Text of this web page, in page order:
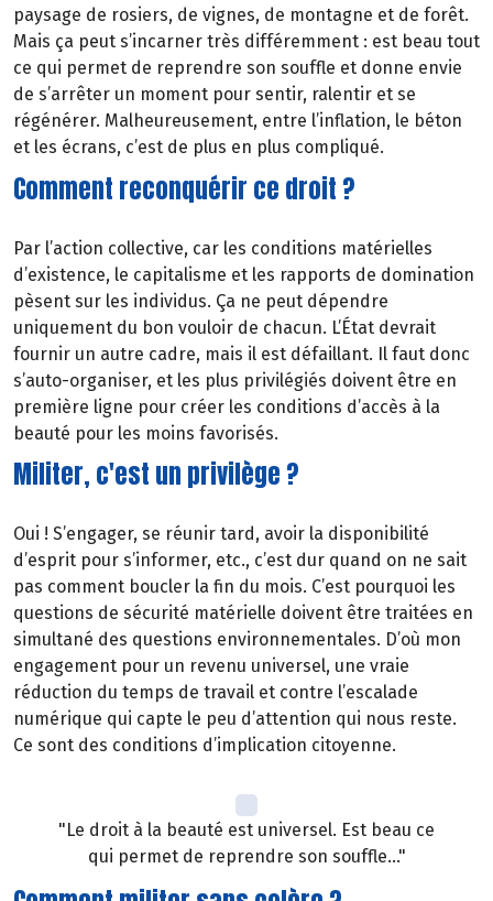
paysage de rosiers, de vignes, de montagne et de forêt.
Mais ça peut s’incarner très différemment : est beau tout
ce qui permet de reprendre son souffle et donne envie
de s’arrêter un moment pour sentir, ralentir et se
régénérer. Malheureusement, entre l’inflation, le béton
et les écrans, c’est de plus en plus compliqué.
Comment reconquérir ce droit ?
Par l’action collective, car les conditions matérielles
d’existence, le capitalisme et les rapports de domination
pèsent sur les individus. Ça ne peut dépendre
uniquement du bon vouloir de chacun. L’État devrait
fournir un autre cadre, mais il est défaillant. Il faut donc
s’auto-organiser, et les plus privilégiés doivent être en
première ligne pour créer les conditions d’accès à la
beauté pour les moins favorisés.
Militer, c'est un privilège ?
Oui ! S’engager, se réunir tard, avoir la disponibilité
d’esprit pour s’informer, etc., c’est dur quand on ne sait
pas comment boucler la fin du mois. C’est pourquoi les
questions de sécurité matérielle doivent être traitées en
simultané des questions environnementales. D’où mon
engagement pour un revenu universel, une vraie
réduction du temps de travail et contre l’escalade
numérique qui capte le peu d’attention qui nous reste.
Ce sont des conditions d’implication citoyenne.
"Le droit à la beauté est universel. Est beau ce
qui permet de reprendre son souffle..."